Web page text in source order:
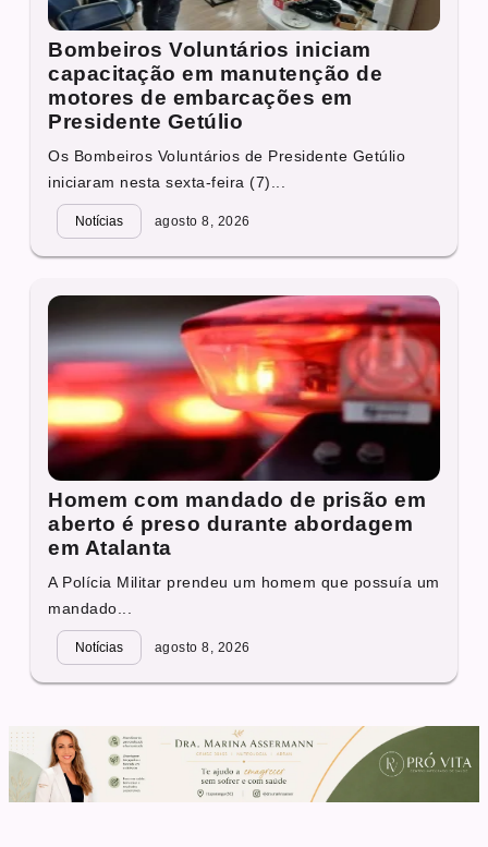
Bombeiros Voluntários iniciam
capacitação em manutenção de
motores de embarcações em
Presidente Getúlio
Os Bombeiros Voluntários de Presidente Getúlio
iniciaram nesta sexta-feira (7)...
Notícias agosto 8, 2026
Homem com mandado de prisão em
aberto é preso durante abordagem
em Atalanta
A Polícia Militar prendeu um homem que possuía um
mandado...
Notícias agosto 8, 2026